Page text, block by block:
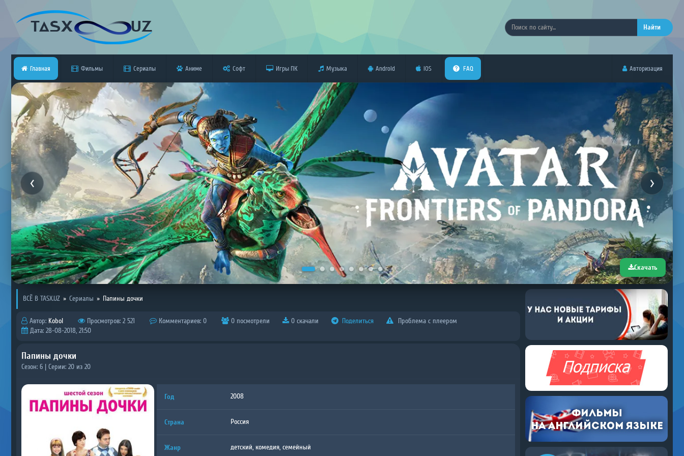
Найти
Главная Фильмы Сериалы Аниме Софт Игры ПК Музыка Android iOS FAQ Авторизация
Скачать
ВСЁ В TASX.UZ » Сериалы » Папины дочки
Автор: Kobol Просмотров: 2 521 Комментариев: 0 0 посмотрели 0 скачали Поделиться
Проблема с плеером
Дата: 28-08-2018, 21:50
Папины дочки
Сезон: 6 | Серии: 20 из 20
Год 2008
Страна Россия
Жанр детский, комедия, семейный